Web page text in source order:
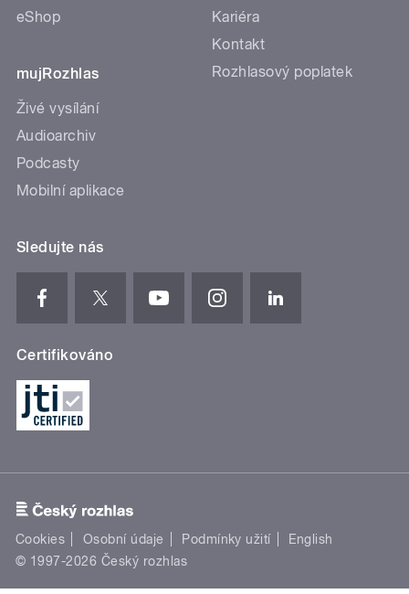
eShop
mujRozhlas
Živé vysílání
Audioarchiv
Podcasty
Mobilní aplikace
Kariéra
Kontakt
Rozhlasový poplatek
Sledujte nás
Certifikováno
Cookies Osobní údaje Podmínky užití
English
© 1997-2026 Český rozhlas